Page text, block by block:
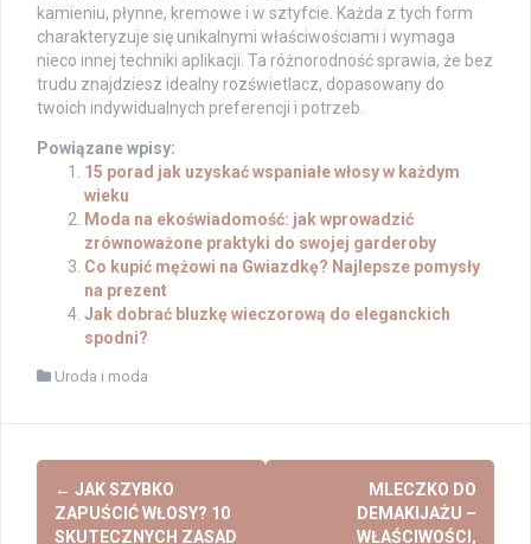
kamieniu, płynne, kremowe i w sztyfcie. Każda z tych form
charakteryzuje się unikalnymi właściwościami i wymaga
nieco innej techniki aplikacji. Ta różnorodność sprawia, że bez
trudu znajdziesz idealny rozświetlacz, dopasowany do
twoich indywidualnych preferencji i potrzeb.
Powiązane wpisy:
15 porad jak uzyskać wspaniałe włosy w każdym
wieku
Moda na ekoświadomość: jak wprowadzić
zrównoważone praktyki do swojej garderoby
Co kupić mężowi na Gwiazdkę? Najlepsze pomysły
na prezent
Jak dobrać bluzkę wieczorową do eleganckich
spodni?
Uroda i moda
Post
navigation
← JAK SZYBKO
ZAPUŚCIĆ WŁOSY? 10
SKUTECZNYCH ZASAD
MLECZKO DO
DEMAKIJAŻU –
WŁAŚCIWOŚCI,